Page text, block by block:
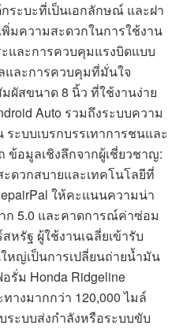
ระบะที่เป็นเอกลักษณ์ และฝา
พิ่มความสะดวกในการใช้งาน
และการควบคุมแรงบิดแบบ
และการควบคุมที่มั่นใจ
ผัสขนาด 8 นิ้ว ที่ใช้งานง่าย
Auto รวมถึงระบบความ
ระบบเบรกบรรเทาการชนและ
ข้อมูลเชิงลึกจากผู้เชี่ยวชาญ:
ดวกสบายและเทคโนโลยีที่
ให้คะแนนความน่า
ก 5.0 และคาดการณ์ค่าซ่อม
หรัฐ ผู้ใช้งานเฉลี่ยเข้ารับ
หญ่เป็นการเปลี่ยนถ่ายน้ำมัน
รั่ม Honda Ridgeline
างมากกว่า 120,000 ไมล์
ระบบส่งกำลังหรือระบบขับ